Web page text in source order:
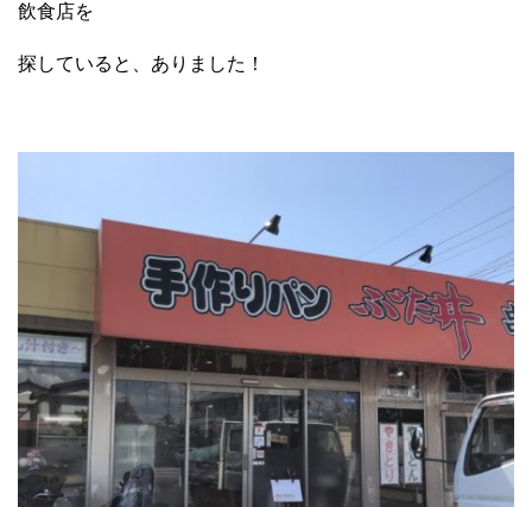
飲食店を
探していると、ありました！